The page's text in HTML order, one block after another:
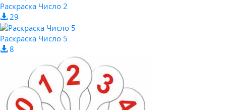
Раскраска Число 2
29
Раскраска Число 5
8